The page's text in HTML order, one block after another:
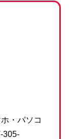
・パソコ
305-